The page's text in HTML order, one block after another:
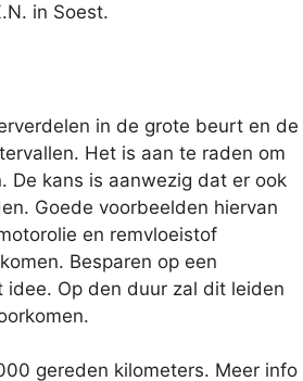
in Soest.
in de grote beurt en de
Het is aan te raden om
De kans is aanwezig dat er ook
Goede voorbeelden hiervan
en remvloeistof
Besparen op een
Op den duur zal dit leiden
gereden kilometers. Meer info